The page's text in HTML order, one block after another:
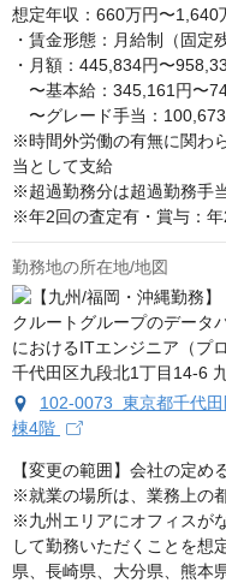
想定年収：660万円〜1,640
・賃金形態：月給制（固定
・月額：445,834円〜
〜基本給：345,161円〜
〜グレード手当：
※時間外労働の有無に関わ
当として支給
※超過勤務分は超過勤務手
※年2回の査定有・賞与：
勤務地の所在地/地図
102-0073 東京都千代
棟4階
【変更の範囲】会社の定め
※就業の場所は、業務上の
※九州エリアにオフィスが
して勤務いただくことを
県、長崎県、大分県、熊本